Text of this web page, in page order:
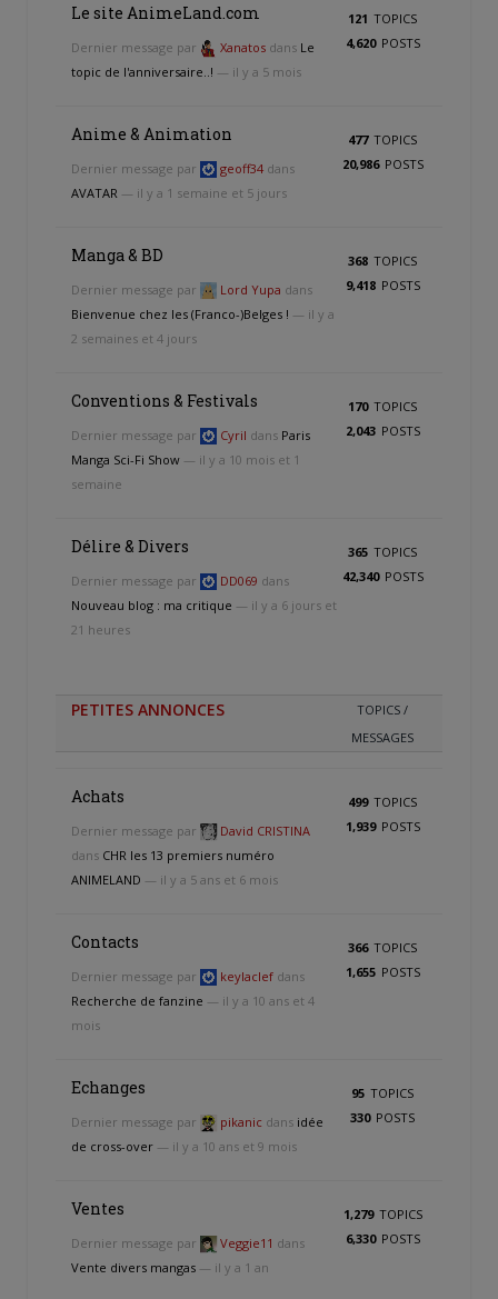
Le site AnimeLand.com
Dernier message par Xanatos dans Le
topic de l'anniversaire..! — il y a 5 mois
121 TOPICS
4,620 POSTS
Anime & Animation
Dernier message par geoff34 dans
AVATAR — il y a 1 semaine et 5 jours
477 TOPICS
20,986 POSTS
Manga & BD
Dernier message par Lord Yupa dans
Bienvenue chez les (Franco-)Belges ! — il y a
2 semaines et 4 jours
368 TOPICS
9,418 POSTS
Conventions & Festivals
Dernier message par Cyril dans Paris
Manga Sci-Fi Show — il y a 10 mois et 1
semaine
170 TOPICS
2,043 POSTS
Délire & Divers
Dernier message par DD069 dans
Nouveau blog : ma critique — il y a 6 jours et
21 heures
365 TOPICS
42,340 POSTS
PETITES ANNONCES
TOPICS /
MESSAGES
Achats
Dernier message par
David CRISTINA
dans CHR les 13 premiers numéro
ANIMELAND — il y a 5 ans et 6 mois
499 TOPICS
1,939 POSTS
Contacts
Dernier message par keylaclef dans
Recherche de fanzine — il y a 10 ans et 4
mois
366 TOPICS
1,655 POSTS
Echanges
Dernier message par pikanic dans idée
de cross-over — il y a 10 ans et 9 mois
95 TOPICS
330 POSTS
Ventes
Dernier message par Veggie11 dans
Vente divers mangas — il y a 1 an
1,279 TOPICS
6,330 POSTS